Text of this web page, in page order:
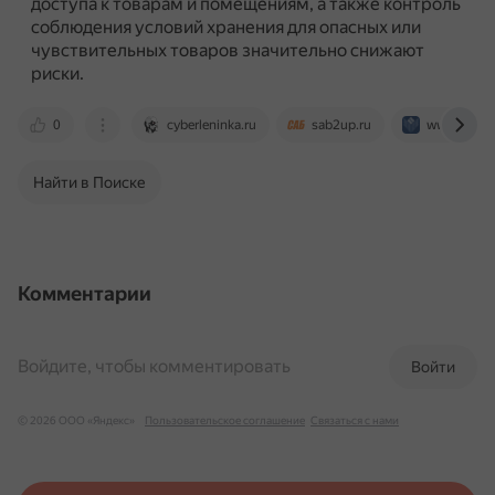
соблюдения условий хранения для опасных или
чувствительных товаров значительно снижают
риски.
0 cyberleninka.ru sab2up.ru
Найти в Поиске
Комментарии
Войти
Войдите, чтобы комментировать
© 2026 ООО «Яндекс» Пользовательское соглашение Связаться с нами